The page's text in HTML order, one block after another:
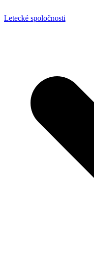
Letecké spoločnosti